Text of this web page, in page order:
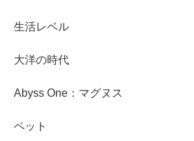
生活レベル
大洋の時代
Abyss One：マグヌス
ペット